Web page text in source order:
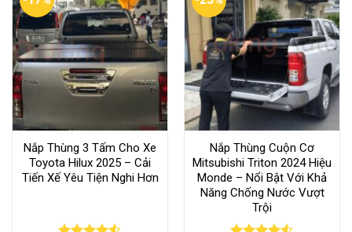
Nắp Thùng 3 Tấm Cho Xe
Toyota Hilux 2025 – Cải
Tiến Xế Yêu Tiện Nghi Hơn
Nắp Thùng Cuộn Cơ
Mitsubishi Triton 2024 Hiệu
Monde – Nổi Bật Với Khả
Năng Chống Nước Vượt
Trội